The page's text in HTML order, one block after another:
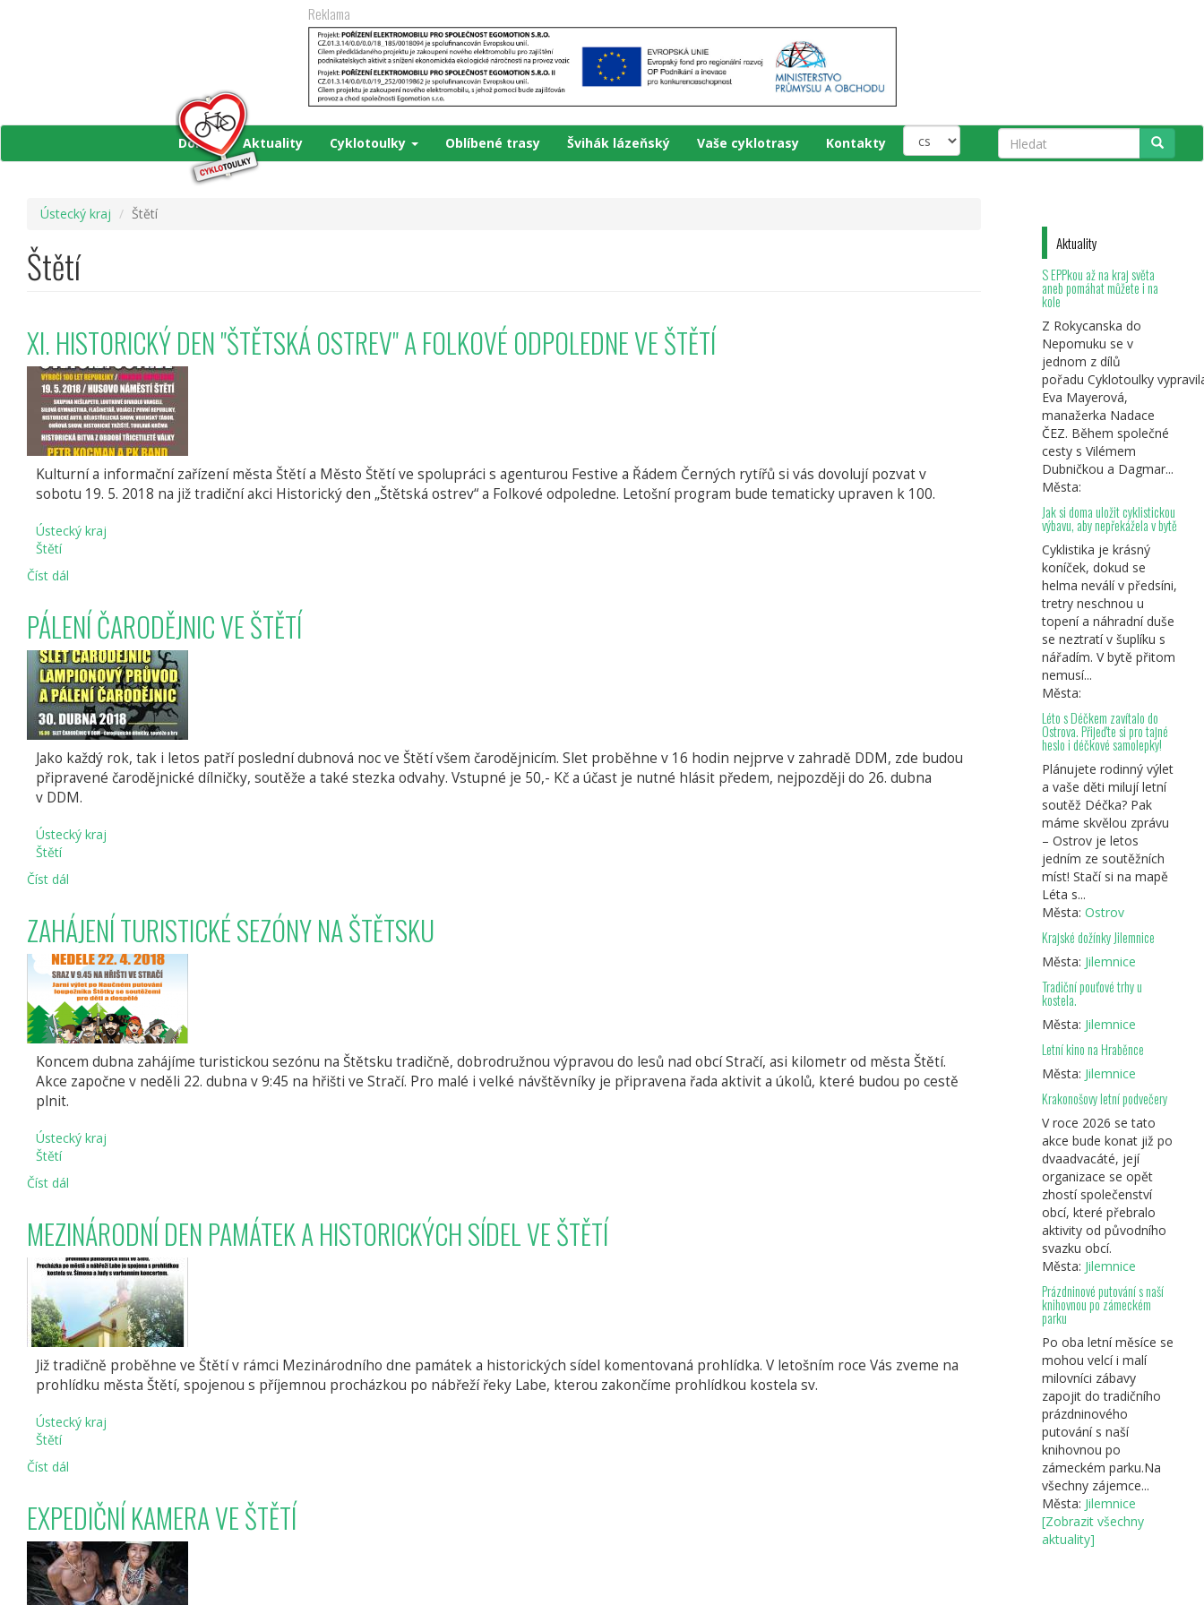
Reklama
Domů Aktuality Cyklotoulky Oblíbené trasy Švihák lázeňský Vaše cyklotrasy
Kontakty
Hledat
Ústecký kraj Štětí
Štětí
XI. HISTORICKÝ DEN "ŠTĚTSKÁ OSTREV" A FOLKOVÉ ODPOLEDNE VE ŠTĚTÍ
Kulturní a informační zařízení města Štětí a Město Štětí ve spolupráci s agenturou Festive a Řádem Černých rytířů si vás dovolují pozvat v
sobotu 19. 5. 2018 na již tradiční akci Historický den „Štětská ostrev“ a Folkové odpoledne. Letošní program bude tematicky upraven k 100.
Ústecký kraj
Štětí
Číst dál
DEN
"ŠTĚTSKÁ
OSTREV"
A
FOLKOVÉ
ODPOLEDNE
VE
ŠTĚTÍ
PÁLENÍ ČARODĚJNIC VE ŠTĚTÍ
Jako každý rok, tak i letos patří poslední dubnová noc ve Štětí všem čarodějnicím. Slet proběhne v 16 hodin nejprve v zahradě DDM, zde budou
připravené čarodějnické dílničky, soutěže a také stezka odvahy. Vstupné je 50,- Kč a účast je nutné hlásit předem, nejpozději do 26. dubna
v DDM.
Ústecký kraj
Štětí
Číst dál
VE
ŠTĚTÍ
ZAHÁJENÍ TURISTICKÉ SEZÓNY NA ŠTĚTSKU
Koncem dubna zahájíme turistickou sezónu na Štětsku tradičně, dobrodružnou výpravou do lesů nad obcí Stračí, asi kilometr od města Štětí.
Akce započne v neděli 22. dubna v 9:45 na hřišti ve Stračí. Pro malé i velké návštěvníky je připravena řada aktivit a úkolů, které budou po cestě
plnit.
Ústecký kraj
Štětí
Číst dál
SEZÓNY
NA
ŠTĚTSKU
MEZINÁRODNÍ DEN PAMÁTEK A HISTORICKÝCH SÍDEL VE ŠTĚTÍ
Již tradičně proběhne ve Štětí v rámci Mezinárodního dne památek a historických sídel komentovaná prohlídka. V letošním roce Vás zveme na
prohlídku města Štětí, spojenou s příjemnou procházkou po nábřeží řeky Labe, kterou zakončíme prohlídkou kostela sv.
Ústecký kraj
Štětí
Číst dál
PAMÁTEK
A
HISTORICKÝCH
SÍDEL
VE
ŠTĚTÍ
EXPEDIČNÍ KAMERA VE ŠTĚTÍ
Aktuality
S EPPkou až na kraj světa
aneb pomáhat můžete i na
kole
Z Rokycanska do
Nepomuku se v
jednom z dílů
pořadu Cyklotoulky
Eva Mayerová,
manažerka Nadace
ČEZ. Během společné
cesty s Vilémem
Dubničkou a Dagmar...
Města:
Jak si doma uložit cyklistickou
výbavu, aby nepřekážela v bytě
Cyklistika je krásný
koníček, dokud se
helma neválí v předsíni,
tretry neschnou u
topení a náhradní duše
se neztratí v šuplíku s
nářadím. V bytě přitom
nemusí...
Města:
Léto s Déčkem zavítalo do
Ostrova. Přijeďte si pro tajné
heslo i déčkové samolepky!
Plánujete rodinný výlet
a vaše děti milují letní
soutěž Déčka? Pak
máme skvělou zprávu
– Ostrov je letos
jedním ze soutěžních
míst! Stačí si na mapě
Léta s...
Města: Ostrov
Krajské dožínky Jilemnice
Města: Jilemnice
Tradiční pouťové trhy u
kostela.
Města: Jilemnice
Letní kino na Hraběnce
Města: Jilemnice
Krakonošovy letní podvečery
V roce 2026 se tato
akce bude konat již po
dvaadvacáté, její
organizace se opět
zhostí společenství
obcí, které přebralo
aktivity od původního
svazku obcí.
Města: Jilemnice
Prázdninové putování s naší
knihovnou po zámeckém
parku
Po oba letní měsíce se
mohou velcí i malí
milovníci zábavy
zapojit do tradičního
prázdninového
putování s naší
knihovnou po
zámeckém parku.Na
všechny zájemce...
Města: Jilemnice
[Zobrazit všechny
aktuality]